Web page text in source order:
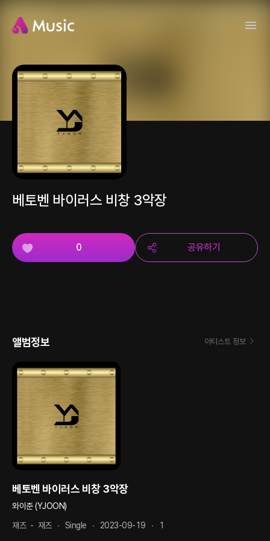
베토벤 바이러스 비창 3악장
0 공유하기
앨범정보 아티스트 정보
베토벤 바이러스 비창 3악장
와이준 (YJOON)
재즈 - 재즈 Single 2023-09-19 1